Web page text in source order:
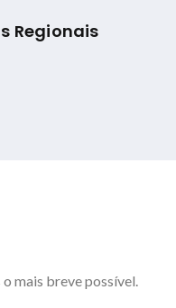
Regionais
mais breve possível.